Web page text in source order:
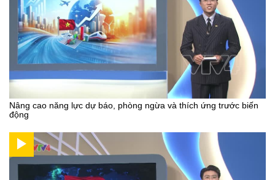
Nâng cao năng lực dự báo, phòng ngừa và thích ứng trước biến
động